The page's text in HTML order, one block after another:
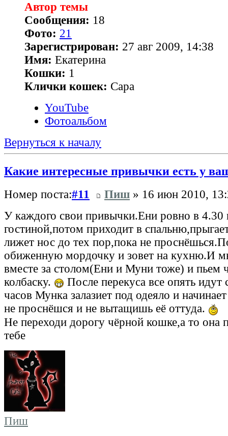
Автор темы
Сообщения: 18
Фото: 21
Зарегистрирован: 27 авг 2009, 14:38
Имя: Екатерина
Кошки: 1
Клички кошек: Сара
YouTube
Фотоальбом
Вернуться к началу
Какие интересные привычки есть у
Номер поста:#11 Пиш » 16 июн 2010,
У каждого свои привычки.Ени ровно в 4.30
гостиной,потом приходит в
лижет нос до тех пор,пока не
обиженную мордочку и зовет на кухню.И
вместе за столом(Ени и Муни тоже) и пьем
колбаску.
После перекуса все опять идут
часов Мунка залазиет под одеяло и
не проснёшся и не вытащишь её оттуда.
Не переходи дорогу чёрной кошке,а то она
тебе
Пиш